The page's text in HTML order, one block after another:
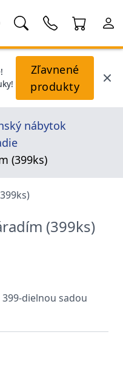
Zľavnené
produkty
nábytok
(399ks)
(399ks)
dielnou sadou